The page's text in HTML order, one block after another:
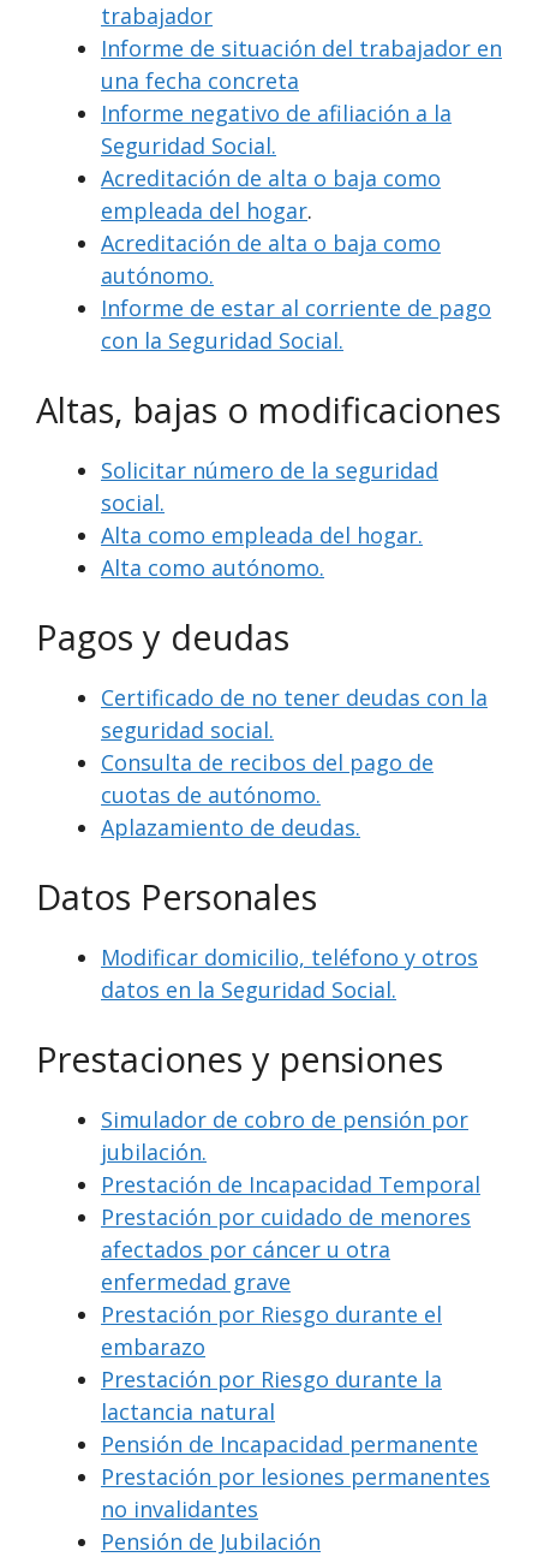
trabajador
Informe de situación del trabajador en
una fecha concreta
Informe negativo de afiliación a la
Seguridad Social.
Acreditación de alta o baja como
empleada del hogar.
Acreditación de alta o baja como
autónomo.
Informe de estar al corriente de pago
con la Seguridad Social.
Altas, bajas o modificaciones
Solicitar número de la seguridad
social.
Alta como empleada del hogar.
Alta como autónomo.
Pagos y deudas
Certificado de no tener deudas con la
seguridad social.
Consulta de recibos del pago de
cuotas de autónomo.
Aplazamiento de deudas.
Datos Personales
Modificar domicilio, teléfono y otros
datos en la Seguridad Social.
Prestaciones y pensiones
Simulador de cobro de pensión por
jubilación.
Prestación de Incapacidad Temporal
Prestación por cuidado de menores
afectados por cáncer u otra
enfermedad grave
Prestación por Riesgo durante el
embarazo
Prestación por Riesgo durante la
lactancia natural
Pensión de Incapacidad permanente
Prestación por lesiones permanentes
no invalidantes
Pensión de Jubilación